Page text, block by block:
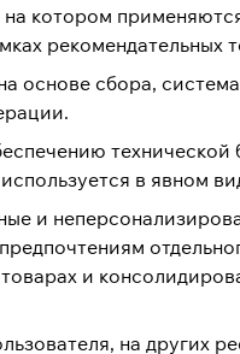
котором
рекомендательных
сбора,
технической
в явном
и
и
на других